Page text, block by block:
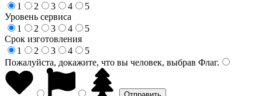
1
2 3 4
5
Уровень сервиса
1
2 3 4
5
Срок изготовления
1
2 3 4
5
Пожалуйста, докажите, что вы человек, выбрав Флаг.